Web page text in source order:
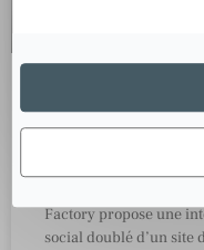
The Champ
marques
Factory propose une
social doublé d’un